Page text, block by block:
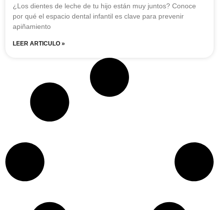
¿Los dientes de leche de tu hijo están muy juntos? Conoce
por qué el espacio dental infantil es clave para prevenir
apiñamiento
LEER ARTICULO »